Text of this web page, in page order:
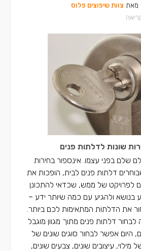
מאת צוות שיפוצים פלוס
שונות לדלתות פנים
שלם בפני עצמו. אינספור בחירות
דלתות פנים לבית, הופכות את
לפרויקט של ממש, שכדאי להתכונן
בנושא ולהגיע עם כמה שיותר ידע –
את הדלתות המתאימות לכם ביותר.
דלתות פנים מתוך מגוון מוגבל
היום אפשר לבחור סוגים שונים של
מילוי, עיצובים שונים, צבעים שונים,